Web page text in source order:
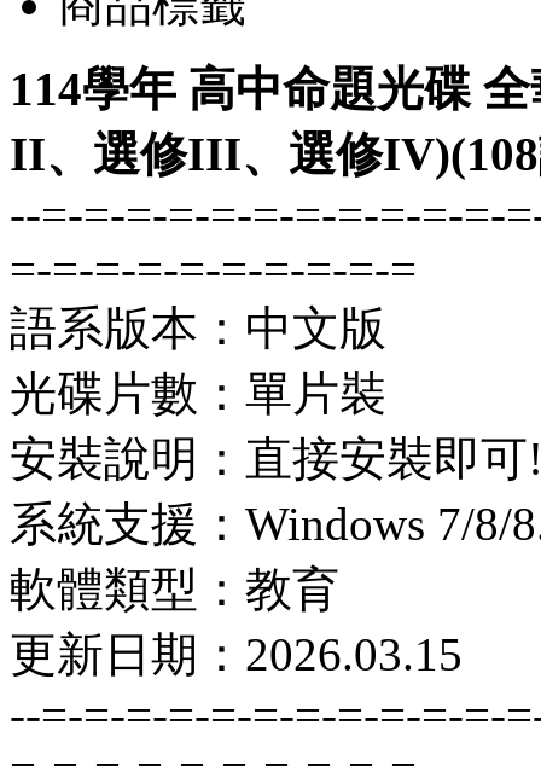
114學年 高中命題光碟
II、選修III、選修
--=-=-=-=-=-=-=-=-=-=-=-
=-=-=-=-=-=-=-=-=-=
語系版本：中文版
光碟片數：單片裝
安裝說明：直接安裝即可
系統支援：Windows 7/8/
軟體類型：教育
更新日期：2026.03.15
--=-=-=-=-=-=-=-=-=-=-=-